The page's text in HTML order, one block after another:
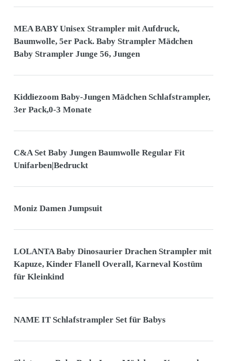
MEA BABY Unisex Strampler mit Aufdruck,
Baumwolle, 5er Pack. Baby Strampler Mädchen
Baby Strampler Junge 56, Jungen
Kiddiezoom Baby-Jungen Mädchen Schlafstrampler,
3er Pack,0-3 Monate
C&A Set Baby Jungen Baumwolle Regular Fit
Unifarben|Bedruckt
Moniz Damen Jumpsuit
LOLANTA Baby Dinosaurier Drachen Strampler mit
Kapuze, Kinder Flanell Overall, Karneval Kostüm
für Kleinkind
NAME IT Schlafstrampler Set für Babys